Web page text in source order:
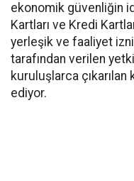
ekonomik güvenliğin
Kartları ve Kredi
yerleşik ve faaliyet
tarafından verilen
kuruluşlarca çıkarılan
ediyor.